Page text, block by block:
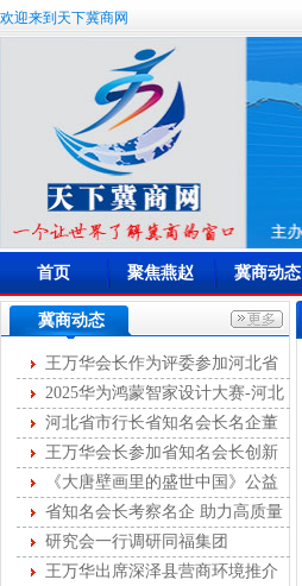
欢迎来到天下冀商网
首页 聚焦燕赵 冀商动态
冀商动态
王万华会长作为评委参加河北省
首届燕赵女主播大赛
2025华为鸿蒙智家设计大赛-河北
站开幕
河北省市行长省知名会长名企董
事长第十次圆桌峰会成功举办
王万华会长参加省知名会长创新
服务第35次联席会
《大唐壁画里的盛世中国》公益
讲座举办
省知名会长考察名企 助力高质量
发展研究会一行调研同福集团
王万华出席深泽县营商环境推介